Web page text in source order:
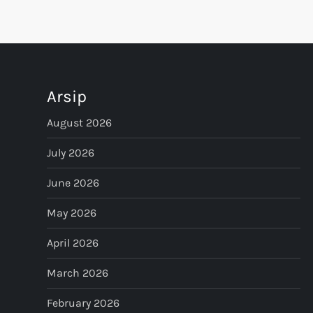
t
s
p
a
g
i
n
Arsip
August 2026
July 2026
June 2026
May 2026
April 2026
March 2026
February 2026